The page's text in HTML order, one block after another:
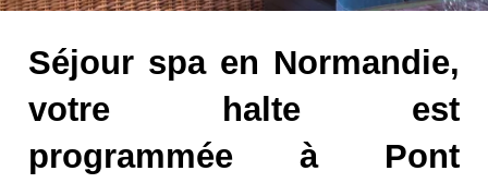
Séjour spa en Normandie,
votre halte est
programmée à Pont